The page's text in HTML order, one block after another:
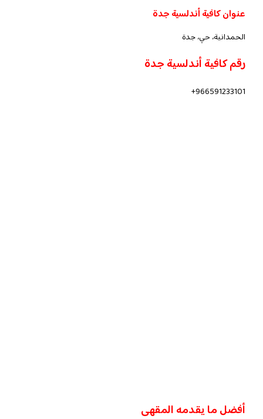
عنوان كافية أندلسية جدة
الحمدانية، حي، جدة
رقم كافية أندلسية جدة
966591233101+
أفضل ما يقدمه المقهى